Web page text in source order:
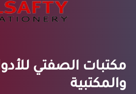
مكتبات الصفتي
والمكتبية